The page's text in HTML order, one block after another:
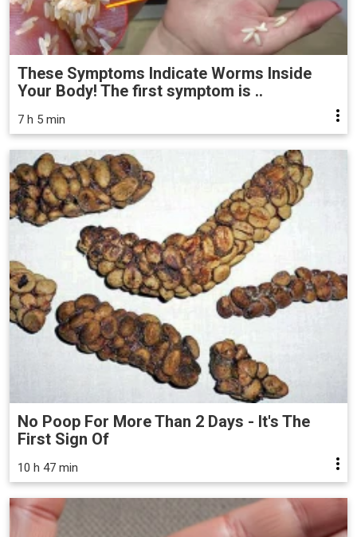
These Symptoms Indicate Worms Inside
Your Body! The first symptom is ..
7 h 5 min
No Poop For More Than 2 Days - It's The
First Sign Of
10 h 47 min